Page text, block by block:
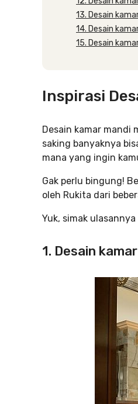
13. Desain
14. Desain
15. Desain
Inspirasi
Desain kamar mandi
saking banyaknya
mana yang ingin
Gak perlu bingung!
oleh Rukita dari
Yuk, simak
1. Desain